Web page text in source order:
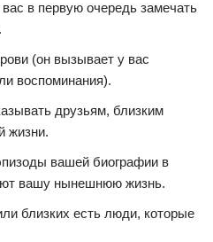
в первую очередь замечать
(он вызывает у вас
воспоминания).
друзьям, близким
жизни.
вашей биографии в
вашу нынешнюю жизнь.
близких есть люди, которые